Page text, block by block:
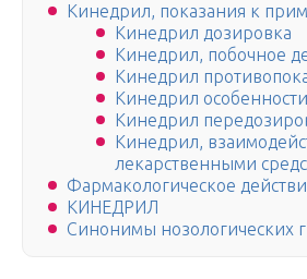
Кинедрил, показания к
Кинедрил дозировка
Кинедрил, побочное
Кинедрил
Кинедрил особенности
Кинедрил
Кинедрил,
лекарственными
Фармакологическое
КИНЕДРИЛ
Синонимы нозологических